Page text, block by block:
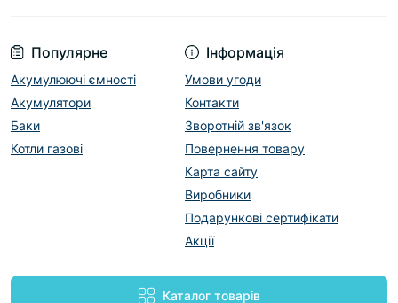
Популярне
Акумулюючі ємності
Акумулятори
Баки
Котли газові
Інформація
Умови угоди
Контакти
Зворотній зв'язок
Повернення товару
Карта сайту
Виробники
Подарункові сертифікати
Акції
Каталог товарів